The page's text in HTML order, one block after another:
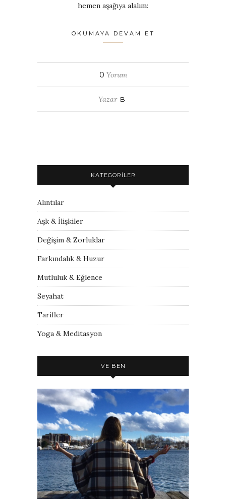
hemen aşağıya alalım:
OKUMAYA DEVAM ET
0 Yorum
Yazar B
KATEGORILER
Alıntılar
Aşk & İlişkiler
Değişim & Zorluklar
Farkındalık & Huzur
Mutluluk & Eğlence
Seyahat
Tarifler
Yoga & Meditasyon
VE BEN